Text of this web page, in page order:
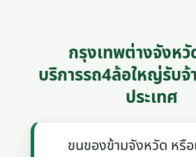
กรุงเทพต่างจังหวั
บริการรถ4ล้อใหญ่รับ
ประเทศ
ขนของข้ามจังหวัด หรือ